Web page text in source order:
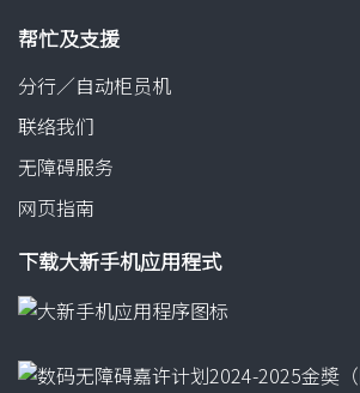
油麻地分行
油麻地弥敦道561号（港铁油麻地站 A1 出口
美顿街交界）
黄大仙分行
黄大仙黄大仙中心南馆地下 G3C 号舖（港铁
口）
帮忙及支援
分行／自动柜员机
联络我们
无障碍服务
网页指南
下载大新手机应用程式